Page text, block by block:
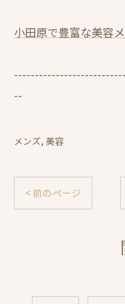
小田原で豊富な美容
--
メンズ 美容
< 前のページ